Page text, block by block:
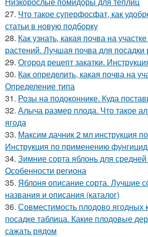
27. Что такое суперфосфат, как
статьи в новую подборку
28. Как узнать, какая почва на
растений. Лучшая почва для посадки
29. Огород рецепт закатки.
30. Как определить, какая почва на
Определение типа
31. Розы на подоконнике. Куда
32. Алыча размер плода. Что такое
ягода
33. Максим дачник 2 мл инструкция
Инструкция по применению
34. Зимние сорта яблонь для
Особенности региона
35. Яблоня описание сорта. Лучшие
названия и описания (каталог)
36. Совместимость плодово ягодных
посадке таблица. Какие плодовые
сажать рядом